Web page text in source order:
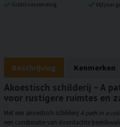
Gratis verzending Vijf jaar
Beschrijving Kenmerken
Akoestisch schilderij – A
voor rustigere ruimtes en
Met een akoestisch schilderij A path in a
een combinatie van doordachte